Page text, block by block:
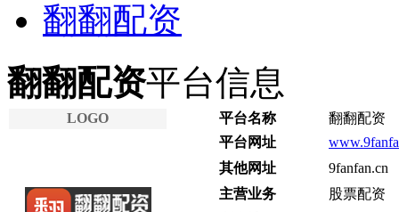
翻翻配资
翻翻配资平台信息
LOGO 平台名称
翻翻配资
平台网址
其他网址
9fanfan.cn
主营业务
股票配资